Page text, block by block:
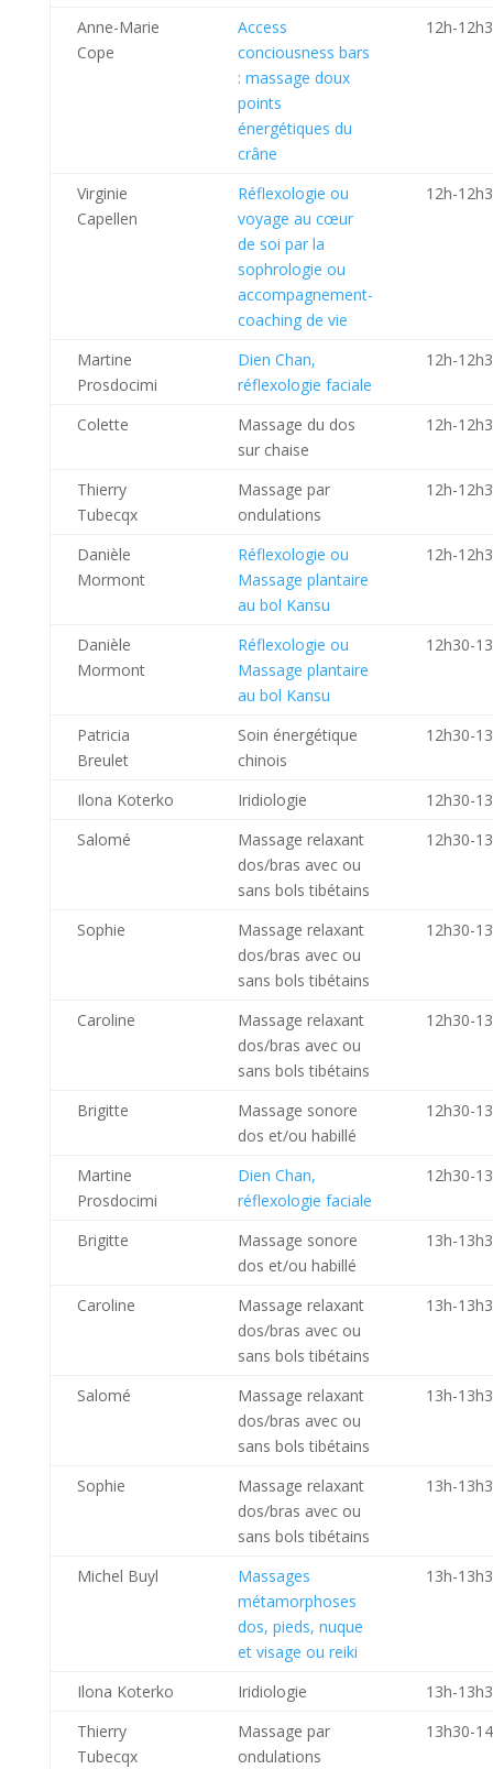
Anne-Marie
Cope
Access
conciousness bars
: massage doux
points
énergétiques du
crâne
12h-
Virginie
Capellen
Réflexologie ou
voyage au cœur
de soi par la
sophrologie ou
accompagnement-
coaching de vie
12h-
Martine
Prosdocimi
Dien Chan,
réflexologie faciale
12h-
Colette
Massage du dos
sur chaise
12h-
Thierry
Tubecqx
Massage par
ondulations
12h-
Danièle
Mormont
Réflexologie ou
Massage plantaire
au bol Kansu
12h-
Danièle
Mormont
Réflexologie ou
Massage plantaire
au bol Kansu
12h30-
Patricia
Breulet
Soin énergétique
chinois
12h30-
Ilona Koterko Iridiologie
12h30-
Salomé
Massage relaxant
dos/bras avec ou
sans bols tibétains
12h30-
Sophie
Massage relaxant
dos/bras avec ou
sans bols tibétains
12h30-
Caroline
Massage relaxant
dos/bras avec ou
sans bols tibétains
12h30-
Brigitte
Massage sonore
dos et/ou habillé
12h30-
Martine
Prosdocimi
Dien Chan,
réflexologie faciale
12h30-
Brigitte
Massage sonore
dos et/ou habillé
13h-
Caroline
Massage relaxant
dos/bras avec ou
sans bols tibétains
13h-
Salomé
Massage relaxant
dos/bras avec ou
sans bols tibétains
13h-
Sophie
Massage relaxant
dos/bras avec ou
sans bols tibétains
13h-
Michel Buyl
Massages
métamorphoses
dos, pieds, nuque
et visage ou reiki
13h-
Ilona Koterko Iridiologie
13h-
Thierry
Tubecqx
Massage par
ondulations
13h30-